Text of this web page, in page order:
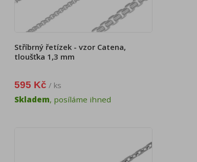
Stříbrný řetízek - vzor Catena,
tloušťka 1,3 mm
595 Kč / ks
Skladem, posíláme ihned